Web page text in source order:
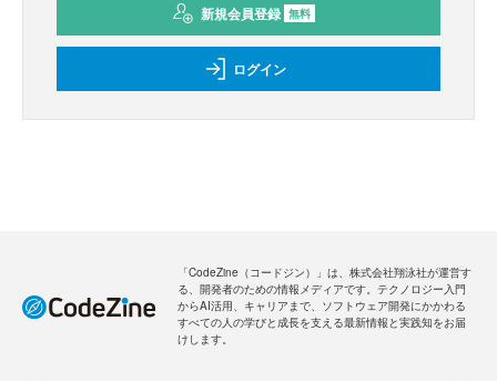
新規会員登録 無料
ログイン
「CodeZine（コードジン）」は、株式会社翔泳社が運営す
る、開発者のための情報メディアです。テクノロジー入門
からAI活用、キャリアまで、ソフトウェア開発にかかわる
すべての人の学びと成長を支える最新情報と実践知をお届
けします。